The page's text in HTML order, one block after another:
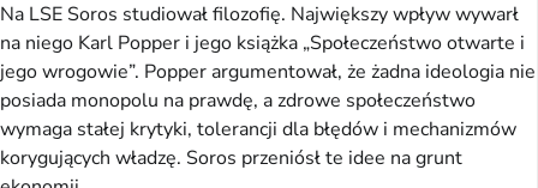
Na LSE Soros studiował filozofię. Największy wpływ wywarł
na niego Karl Popper i jego książka „Społeczeństwo otwarte i
jego wrogowie”. Popper argumentował, że żadna ideologia nie
posiada monopolu na prawdę, a zdrowe społeczeństwo
wymaga stałej krytyki, tolerancji dla błędów i mechanizmów
korygujących władzę. Soros przeniósł te idee na grunt